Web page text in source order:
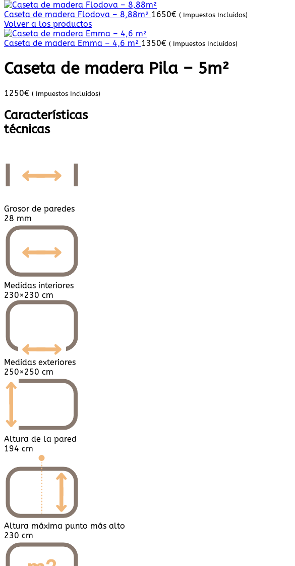
Caseta de madera Flodova – 8,88m² 1650€ ( Impuestos Incluidos)
Volver a los productos
Caseta de madera Emma – 4,6 m² 1350€ ( Impuestos Incluidos)
Caseta de madera Pila – 5m²
1250€ ( Impuestos Incluidos)
Características
técnicas
Grosor de paredes
28 mm
Medidas interiores
230×230 cm
Medidas exteriores
250×250 cm
Altura de la pared
194 cm
Altura máxima punto más alto
230 cm